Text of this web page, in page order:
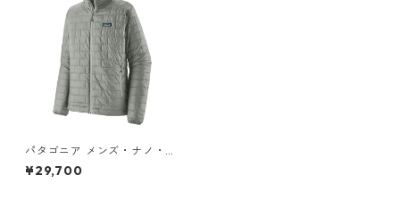
パタゴニア メンズ・ナノ・パ
フ・ジャケット カラー Sleet
Green 日本正規品
¥29,700